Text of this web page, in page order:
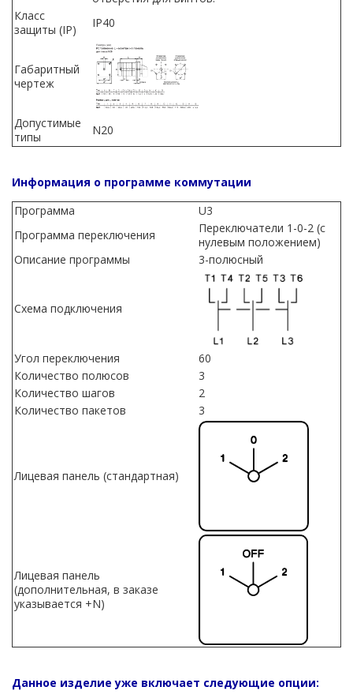
Класс
защиты (IP)
IP40
Габаритный
чертеж
Допустимые
типы
N20
Информация о программе коммутации
Программа
U3
Программа переключения
Переключатели 1-0-2 (с
нулевым положением)
Описание программы
3-полюсный
Схема подключения
Угол переключения
60
Количество полюсов
3
Количество шагов
2
Количество пакетов
3
Лицевая панель (стандартная)
Лицевая панель
(дополнительная, в заказе
указывается +N)
Данное изделие уже включает следующие опции: